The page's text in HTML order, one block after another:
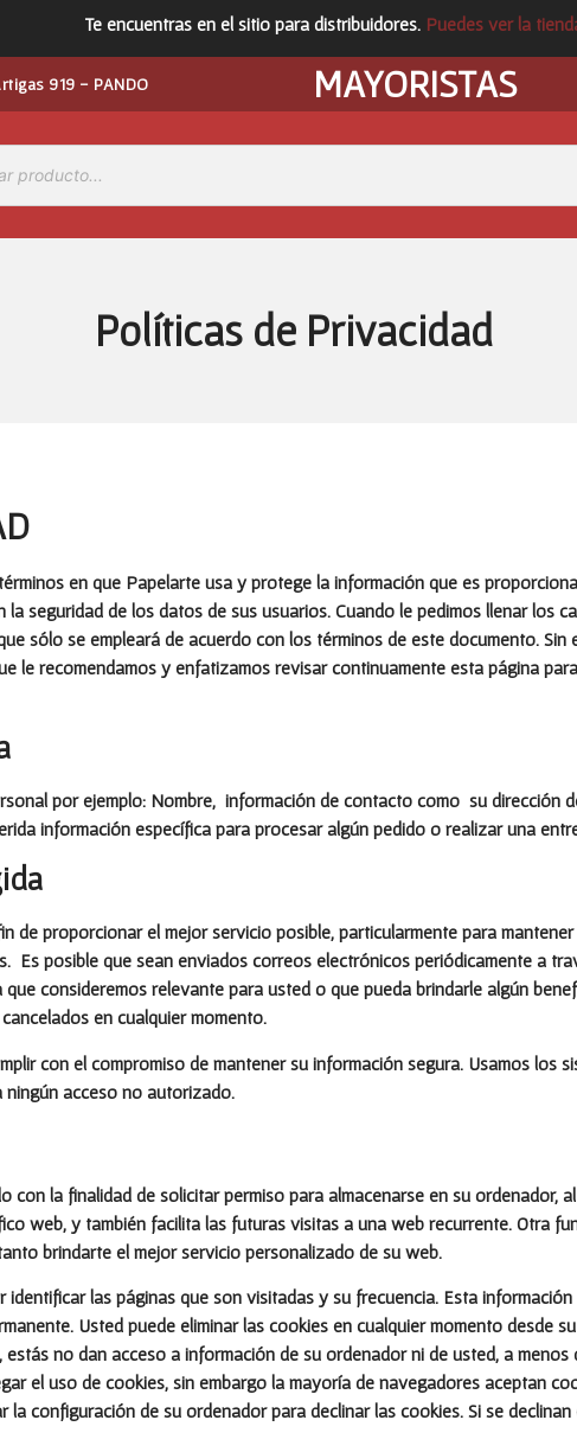
Te encuentras en el sitio para distribuidores. Puedes ver la
919 - PANDO MAYORISTAS
Políticas de Privacidad
en que Papelarte usa y protege la información que es
seguridad de los datos de sus usuarios. Cuando le pedimos llenar los
sólo se empleará de acuerdo con los términos de este documento.
le recomendamos y enfatizamos revisar continuamente esta página
por ejemplo: Nombre, información de contacto como su dirección
información específica para procesar algún pedido o realizar una
de proporcionar el mejor servicio posible, particularmente para
Es posible que sean enviados correos electrónicos periódicamente a
consideremos relevante para usted o que pueda brindarle algún
en cualquier momento.
con el compromiso de mantener su información segura. Usamos los
acceso no autorizado.
con la finalidad de solicitar permiso para almacenarse en su ordenador,
web, y también facilita las futuras visitas a una web recurrente. Otra
brindarte el mejor servicio personalizado de su web.
las páginas que son visitadas y su frecuencia. Esta
Usted puede eliminar las cookies en cualquier momento desde
no dan acceso a información de su ordenador ni de usted, a
el uso de cookies, sin embargo la mayoría de navegadores aceptan
la configuración de su ordenador para declinar las cookies. Si se